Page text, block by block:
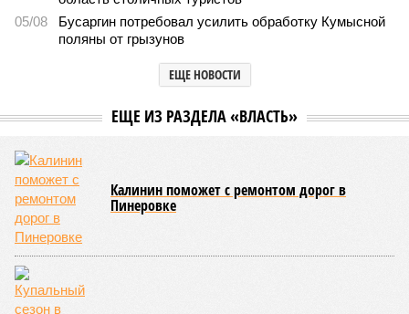
В Саратовской консерватории прошел концерт для подопечных фондов
В театральном зале Саратовской государственной консерватории
имени Л. В. Собинова 16 мая состоялся масштабный
благотворительный концерт «Вера, надежда, любовь».
Мероприятие было организовано Образовательным центром по
развитию детского и юношеского творчества, действующим при
Саратовской духовной семинарии по благословению
митрополита Саратовского и Вольского Игнатия.